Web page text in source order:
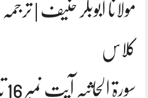
مولانا ابوبکر حنیف |
کلاس
سورۃ الجاثیہ آیت نمبر 16 تا 19